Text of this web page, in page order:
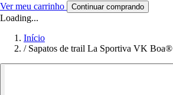
Ver meu carrinho Continuar comprando
Loading...
Início
/ Sapatos de trail La Sportiva VK Boa®